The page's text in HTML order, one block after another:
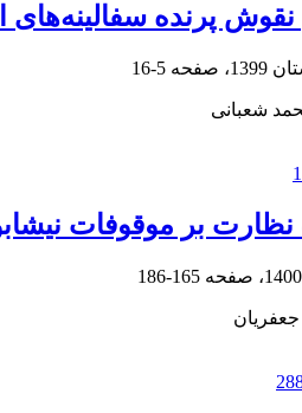
پرنده سفالینه‌های
5-16
شعبانی
بر موقوفات
165-186